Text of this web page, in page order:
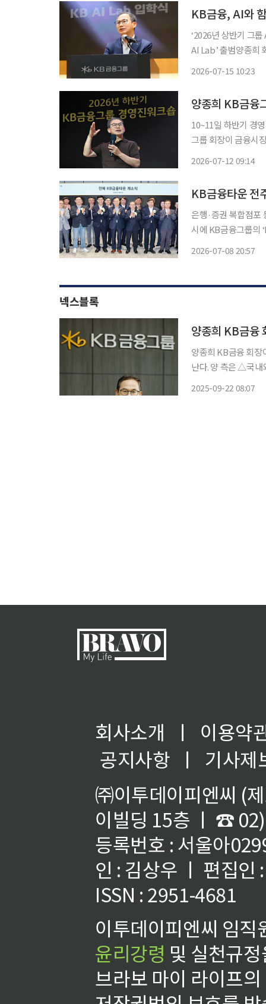
KB금융, AI와
‘2026년 상반기 그
AI Lab’ 출범양종희
2026-07-15 10:23
10~11일 하반기 경영진
그룹 회장이 금융시
2026-07-12 09:14
KB금융타운 전
은행·증권 복합점포 등
시에 KB금융그룹의
2026-07-08 20:57
넥스블록
양종희 KB금융
양종희 KB금융 회
난다. 양 측은 △국내외 디지털 자산 규제 환경 변화에 대응한 스테이블코인 사업 기회 발굴
2025-09-22 08:07
회사소개 ㅣ
이용약
공지사항
ㅣ
기사제
㈜이투데이피엔씨 (
이빌딩 15층 ㅣ ☎
등록번호 : 서울아
인 : 김상우 ㅣ 편집인
ISSN : 2951-4681
이투데이피엔씨 임
윤리강령 및 실천규
브라보 마이 라이프